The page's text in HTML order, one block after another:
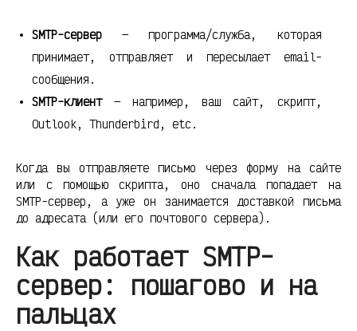
SMTP-сервер — программа/служба, которая
принимает, отправляет и пересылает email-
сообщения.
SMTP-клиент— например, ваш сайт, скрипт,
Outlook, Thunderbird, etc.
Когда вы отправляете письмо через форму на сайте
или с помощью скрипта, оно сначала попадает на
SMTP-сервер, а уже он занимается доставкой письма
до адресата (или его почтового сервера).
Как работает SMTP-
сервер: пошагово и на
пальцах